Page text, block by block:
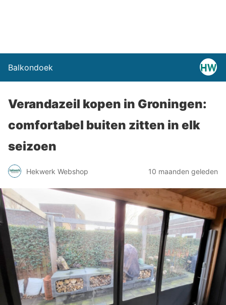
Balkondoek
Verandazeil kopen in Groningen:
comfortabel buiten zitten in elk
seizoen
Hekwerk Webshop 10 maanden geleden